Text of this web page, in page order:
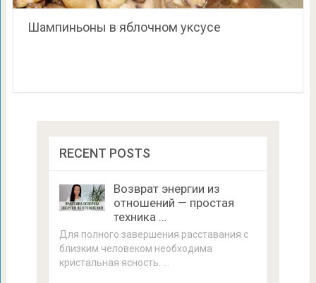
Шампиньоны в яблочном уксусе
RECENT POSTS
Возврат энергии из
отношений — простая
техника …
Для полного завершения расставания с
близким человеком необходима
кристальная ясность. …